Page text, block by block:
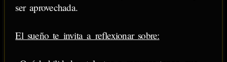
ser aprovechada.
El sueño te invita a reflexionar sobre: